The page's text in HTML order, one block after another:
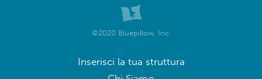
©2020 Bluepillow, Inc.
Inserisci la tua struttura